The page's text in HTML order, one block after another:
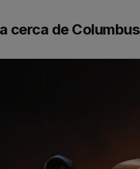
cerca de Columbus